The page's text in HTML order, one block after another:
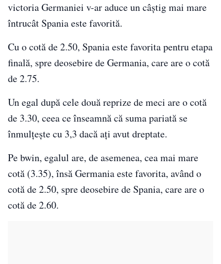
victoria Germaniei v-ar aduce un câştig mai mare
întrucât Spania este favorită.
Cu o cotă de 2.50, Spania este favorita pentru etapa
finală, spre deosebire de Germania, care are o cotă
de 2.75.
Un egal după cele două reprize de meci are o cotă
de 3.30, ceea ce înseamnă că suma pariată se
înmulţeşte cu 3,3 dacă aţi avut dreptate.
Pe bwin, egalul are, de asemenea, cea mai mare
cotă (3.35), însă Germania este favorita, având o
cotă de 2.50, spre deosebire de Spania, care are o
cotă de 2.60.